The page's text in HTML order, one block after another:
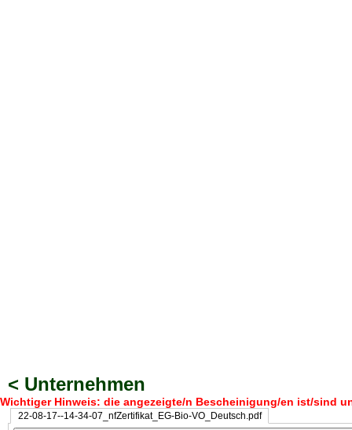
< Unternehmen
Wichtiger Hinweis: die angezeigte/n Bescheinigung/en ist/sind
22-08-17--14-34-07_nfZertifikat_EG-Bio-VO_Deutsch.pdf